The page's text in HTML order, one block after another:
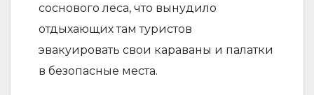
соснового леса, что вынудило
отдыхающих там туристов
эвакуировать свои караваны и палатки
в безопасные места.